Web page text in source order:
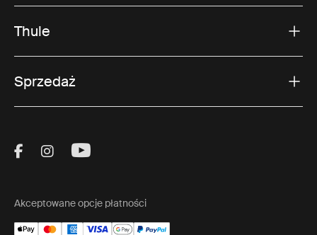
Thule
Sprzedaż
Visit Thule on Facebook (external link)
Visit Thule on Instagram (external link)
Visit Thule on Youtube (external
Akceptowane opcje płatności